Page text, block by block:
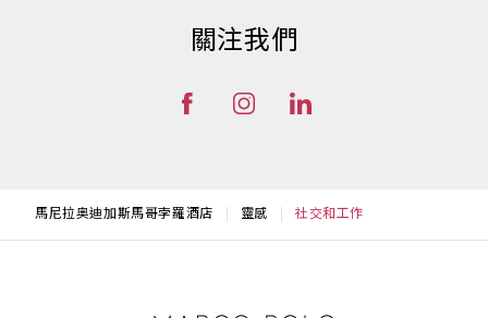
關注我們
馬尼拉奥迪加斯馬哥孛羅酒店 靈感 社交和工作